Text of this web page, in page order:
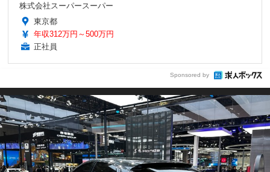
株式会社スーパースーパー
東京都
年収312万円～500万円
正社員
Sponsored by